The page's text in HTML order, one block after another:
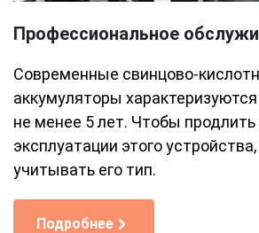
Профессиональное
Современные свинцово-
аккумуляторы
не менее 5 лет. Чтобы продлить
эксплуатации этого
учитывать его тип.
Подробнее